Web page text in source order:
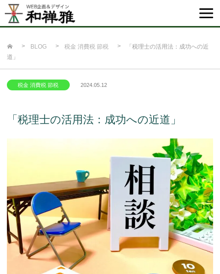
BLOG 税金 消費税 節税
「税理士の活用法：成功への近
道」
税金 消費税 節税 2024.05.12
「税理士の活用法：成功への近道」